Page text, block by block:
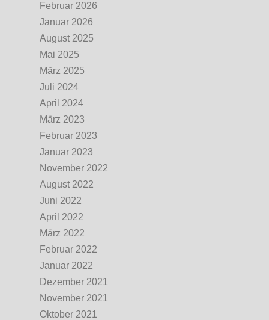
Februar 2026
Januar 2026
August 2025
Mai 2025
März 2025
Juli 2024
April 2024
März 2023
Februar 2023
Januar 2023
November 2022
August 2022
Juni 2022
April 2022
März 2022
Februar 2022
Januar 2022
Dezember 2021
November 2021
Oktober 2021